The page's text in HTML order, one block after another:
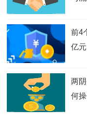
前4
亿
两
何